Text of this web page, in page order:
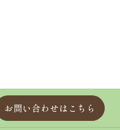
お問い合わせはこちら